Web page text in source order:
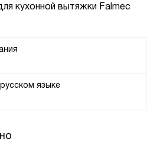
кухонной вытяжки Falmec
языке